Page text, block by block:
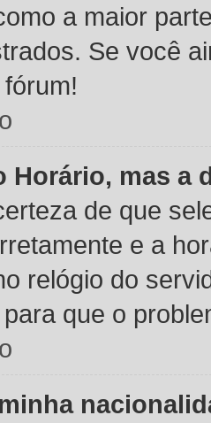
a maior
Se você
Horário, mas a
de que
e a
relógio do
que o